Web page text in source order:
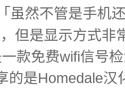
「虽然不管是手机
但是显示方式非
款免费wifi信号
的是Homedale汉